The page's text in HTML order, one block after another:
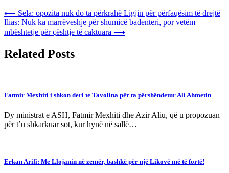
Post
navigation
⟵ Sela: opozita nuk do ta përkrahë Ligjin për përfaqësim të drejtë
Ilias: Nuk ka marrëveshje për shumicë badenteri, por vetëm
mbështetje për çështje të caktuara ⟶
Related Posts
Fatmir Mexhiti i shkon deri te Tavolina për ta përshëndetur Ali Ahmetin
Dy ministrat e ASH, Fatmir Mexhiti dhe Azir Aliu, që u propozuan
për t’u shkarkuar sot, kur hynë në sallë…
Erkan Arifi: Me Llojanin në zemër, bashkë për një Likovë më të fortë!